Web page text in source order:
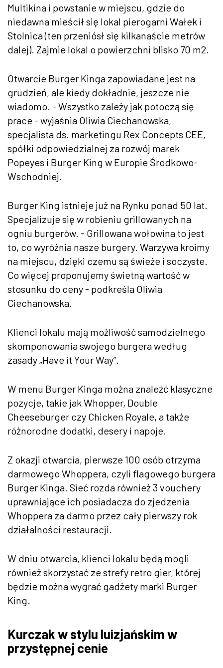
Multikina i powstanie w miejscu, gdzie do
niedawna mieścił się lokal pierogarni Wałek i
Stolnica (ten przeniósł się kilkanaście metrów
dalej). Zajmie lokal o powierzchni blisko 70 m2.
Otwarcie Burger Kinga zapowiadane jest na
grudzień, ale kiedy dokładnie, jeszcze nie
wiadomo. - Wszystko zależy jak potoczą się
prace - wyjaśnia Oliwia Ciechanowska,
specjalista ds. marketingu Rex Concepts CEE,
spółki odpowiedzialnej za rozwój marek
Popeyes i Burger King w Europie Środkowo-
Wschodniej.
Burger King istnieje już na Rynku ponad 50 lat.
Specjalizuje się w robieniu grillowanych na
ogniu burgerów. - Grillowana wołowina to jest
to, co wyróżnia nasze burgery. Warzywa kroimy
na miejscu, dzięki czemu są świeże i soczyste.
Co więcej proponujemy świetną wartość w
stosunku do ceny - podkreśla Oliwia
Ciechanowska.
Klienci lokalu mają możliwość samodzielnego
skomponowania swojego burgera według
zasady „Have it Your Way”.
W menu Burger Kinga można znaleźć klasyczne
pozycje, takie jak Whopper, Double
Cheeseburger czy Chicken Royale, a także
różnorodne dodatki, desery i napoje.
Z okazji otwarcia, pierwsze 100 osób otrzyma
darmowego Whoppera, czyli flagowego burgera
Burger Kinga. Sieć rozda również 3 vouchery
uprawniające ich posiadacza do zjedzenia
Whoppera za darmo przez cały pierwszy rok
działalności restauracji.
W dniu otwarcia, klienci lokalu będą mogli
również skorzystać ze strefy retro gier, której
będzie można wygrać gadżety marki Burger
King.
Kurczak w stylu luizjańskim w
przystępnej cenie